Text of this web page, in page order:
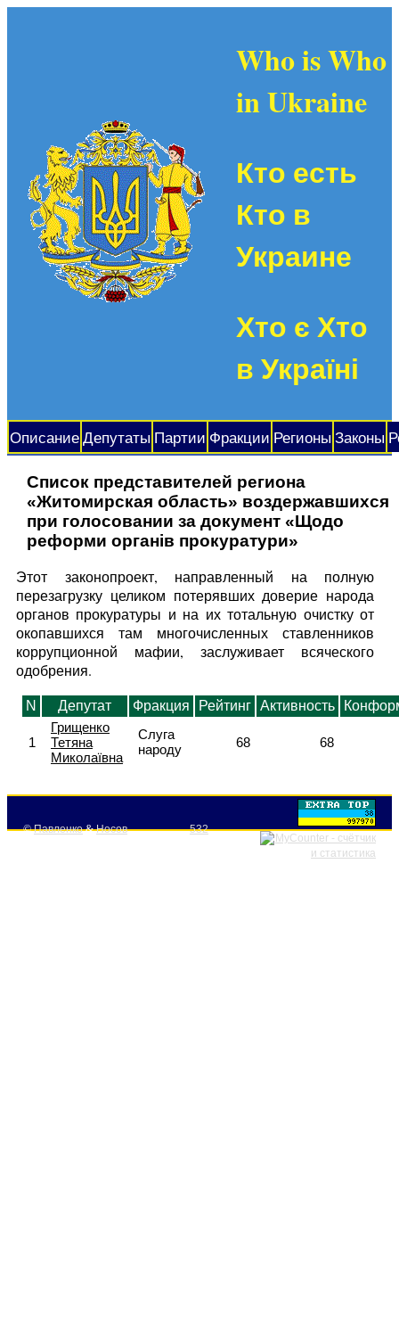
Who is Who
in Ukraine
Кто есть
Кто в
Украине
Хто є Хто
в Україні
Описание Депутаты Партии Фракции Регионы Законы
Список представителей региона
«Житомирская область» воздержавшихся
при голосовании за документ «Щодо
реформи органів прокуратури»
Этот законопроект, направленный на полную
перезагрузку целиком потерявших доверие народа
органов прокуратуры и на их тотальную очистку от
окопавшихся там многочисленных ставленников
коррупционной мафии, заслуживает всяческого
одобрения.
N Депутат Фракция Рейтинг Активность
1
Грищенко
Тетяна
Миколаївна
Слуга
народу
68 68
©Павленко&Носов 532